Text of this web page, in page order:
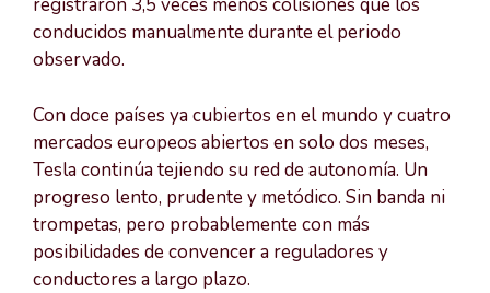
registraron 3,5 veces menos colisiones que los
conducidos manualmente durante el periodo
observado.
Con doce países ya cubiertos en el mundo y cuatro
mercados europeos abiertos en solo dos meses,
Tesla continúa tejiendo su red de autonomía. Un
progreso lento, prudente y metódico. Sin banda ni
trompetas, pero probablemente con más
posibilidades de convencer a reguladores y
conductores a largo plazo.